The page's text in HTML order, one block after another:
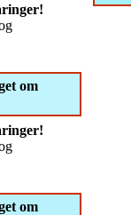
om
om